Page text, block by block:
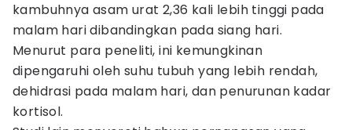
kambuhnya asam urat 2,36 kali lebih tinggi pada
malam hari dibandingkan pada siang hari.
Menurut para peneliti, ini kemungkinan
dipengaruhi oleh suhu tubuh yang lebih rendah,
dehidrasi pada malam hari, dan penurunan kadar
kortisol.